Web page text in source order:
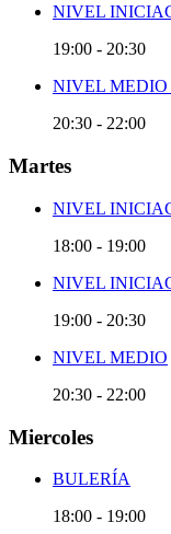
NIVEL
19:00 - 20:30
NIVEL
20:30 - 22:00
Martes
NIVEL
18:00 - 19:00
NIVEL
19:00 - 20:30
NIVEL MEDIO
20:30 - 22:00
Miercoles
BULERÍA
18:00 - 19:00